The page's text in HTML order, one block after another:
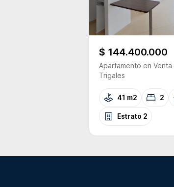
$ 144.400.000
Apartamento en Venta
Trigales
41 m2 2
Estrato 2